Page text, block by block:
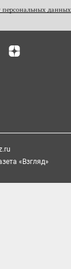
персональных данных
«Взгляд»